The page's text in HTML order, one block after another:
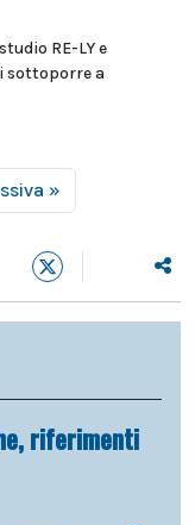
RE-LY e
sottoporre a
»
riferimenti